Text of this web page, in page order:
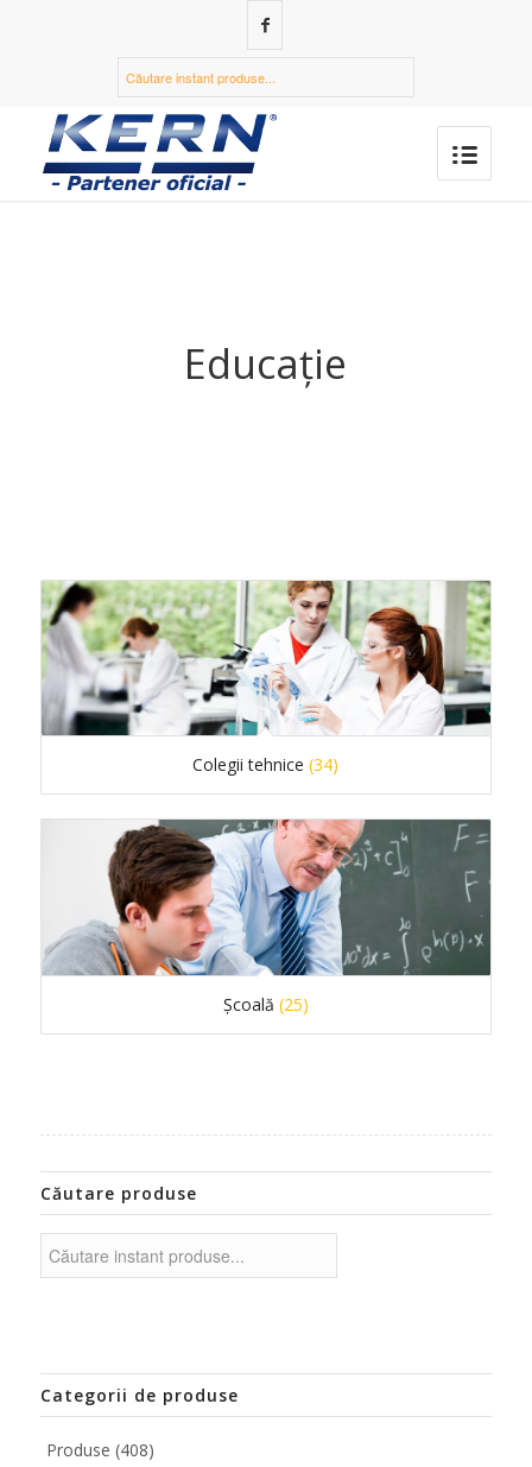
Educație
Colegii tehnice(34)
Școală (25)
Căutare produse
Categorii de produse
Produse (408)